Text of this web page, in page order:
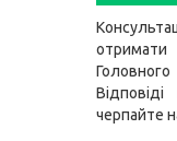
черпайте